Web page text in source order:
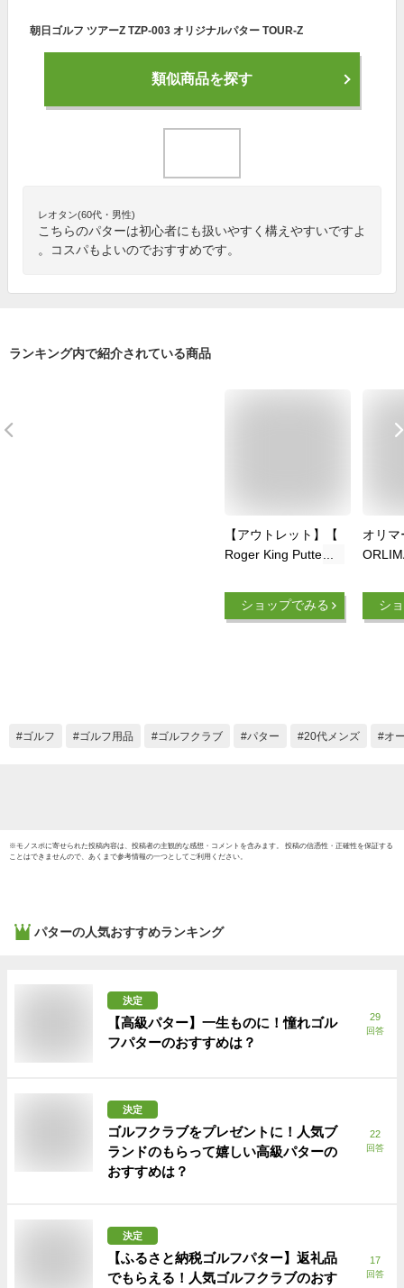
朝日ゴルフ ツアーZ TZP-003 オリジナルパター TOUR-Z
類似商品を探す
レオタン(60代・男性)
こちらのパターは初心者にも扱いやすく構えやすいですよ
。コスパもよいのでおすすめです。
ランキング内で紹介されている商品
【アウトレット】【
Roger King Putter 】
キング パター 【ピ
ン型】【RK-200】
ショップでみる
オリマ
パター
シ
ゴルフ ゴルフ用品 ゴルフクラブ パター 20代メンズ オ
※モノスポに寄せられた投稿内容は、投稿者の主観的な感想・コメントを含みます。 投稿の信憑性・正確性を保証する
ことはできませんので、あくまで参考情報の一つとしてご利用ください。
パターの人気おすすめランキング
決定
【高級パター】一生ものに！憧れゴル
フパターのおすすめは？
29
回答
決定
ゴルフクラブをプレゼントに！人気ブ
ランドのもらって嬉しい高級パターの
おすすめは？
22
回答
決定
【ふるさと納税ゴルフパター】返礼品
でもらえる！人気ゴルフクラブのおす
17
回答